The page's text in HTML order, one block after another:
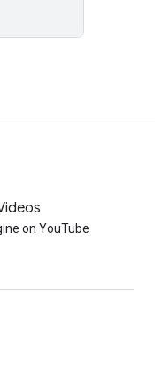
on YouTube